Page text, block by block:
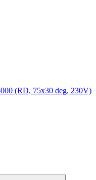
(RD, 75x30 deg, 230V)